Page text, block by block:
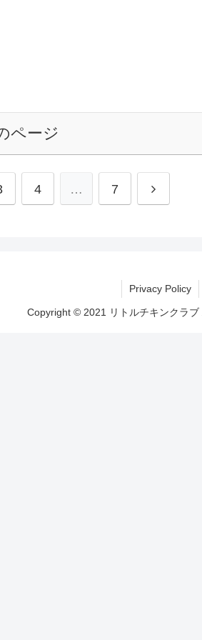
ページ
4 … 7
Privacy Policy
Copyright © 2021 リトルチキンクラ